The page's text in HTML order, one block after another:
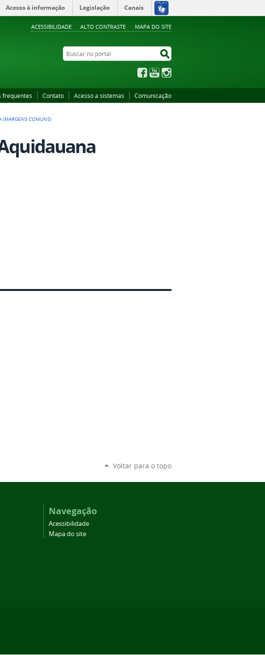
ACESSIBILIDADE ALTO CONTRASTE MAPA DO SITE
Acesso à informação Legislação Canais
Buscar no portal
FacebookYouTube
frequentes Contato Acesso a sistemas Comunicação
(MARGENS COMUNS)
Voltar para o topo
Navegação
Acessibilidade
Mapa do site